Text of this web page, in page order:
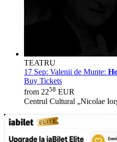
TEATRU
17 Sep: Valenii de Munte:
Buy Tickets
from 2258 EUR
Centrul Cultural „Nicolae